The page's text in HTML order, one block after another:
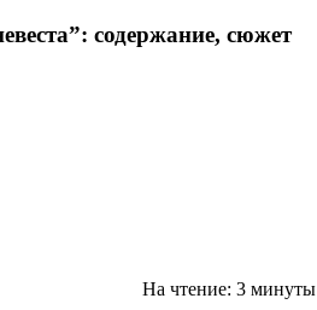
содержание, сюжет
На чтение: 3 минуты